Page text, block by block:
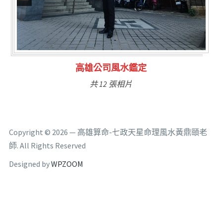
林氏福主量子生基造命
共 6 張相片
Copyright © 2026 — 高雄算命-七政天星命理風水黃鼎頤老
師. All Rights Reserved
Designed byWPZOOM